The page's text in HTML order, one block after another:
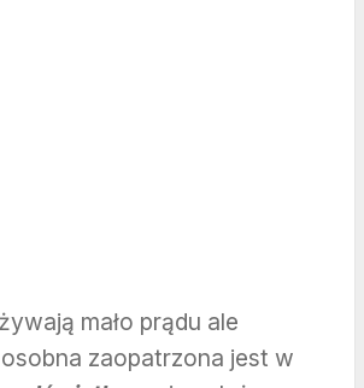
mało prądu ale
zaopatrzona jest w